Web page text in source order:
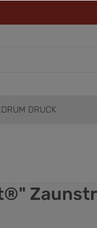
DRUCK